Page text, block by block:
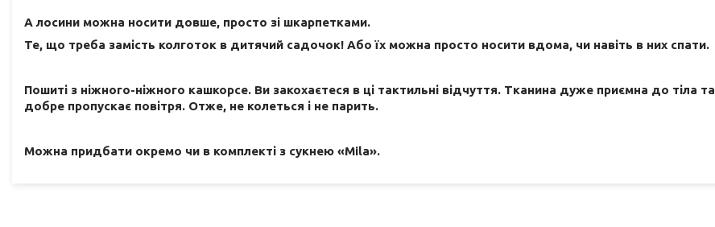
А лосини можна носити довше, просто зі шкарпетками.
Те, що треба замість колготок в дитячий садочок! Або їх можна просто носити вдома, чи навіть в них спати.
Пошиті з ніжного-ніжного кашкорсе. Ви закохаєтеся в ці тактильні відчуття. Тканина дуже приємна до тіла та
добре пропускає повітря. Отже, не колеться і не парить.
Можна придбати окремо чи в комплекті з сукнею «Mila».